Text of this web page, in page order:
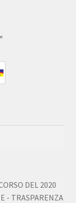
DEL 2020
- TRASPARENZA